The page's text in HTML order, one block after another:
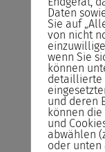
Buchen
Jetzt
Daten
Sie auf
von nicht
wenn Sie
können
detaillierte
und deren
können
und
abwählen
oder unten